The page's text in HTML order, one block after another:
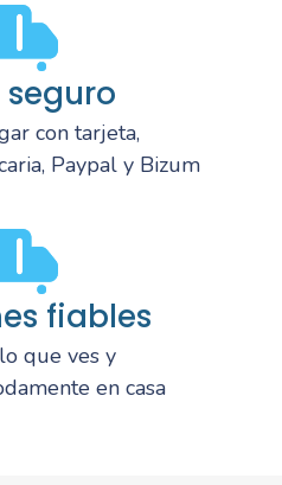
seguro
con tarjeta,
Paypal y Bizum
fiables
que ves y
en casa